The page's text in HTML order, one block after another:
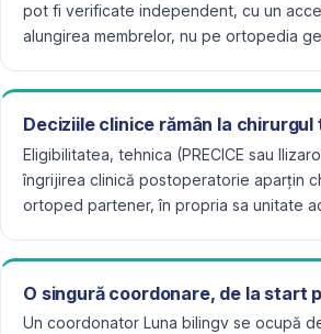
pot fi verificate independent, cu un
alungirea membrelor, nu pe ortopedia
Deciziile clinice rămân la chirurgul
Eligibilitatea, tehnica (PRECICE sau
îngrijirea clinică postoperatorie aparțin
ortoped partener, în propria sa unitate
O singură coordonare, de la start
Un coordonator Luna bilingv se ocupă